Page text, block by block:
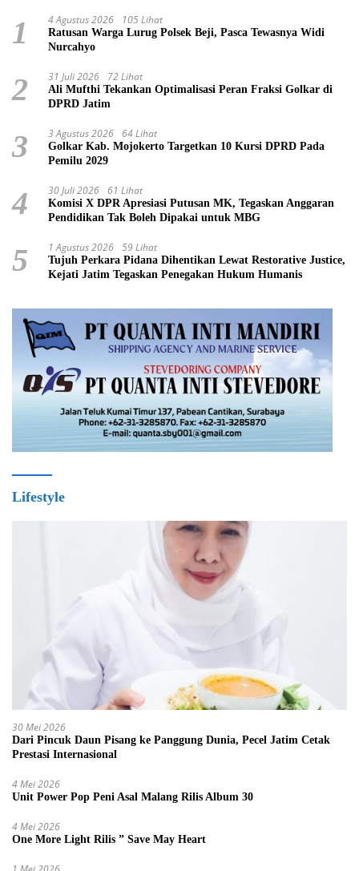
1 4 Agustus 2026 105 Lihat
Ratusan Warga Lurug Polsek Beji, Pasca Tewasnya Widi
Nurcahyo
2 31 Juli 2026 72 Lihat
Ali Mufthi Tekankan Optimalisasi Peran Fraksi Golkar di
DPRD Jatim
3 3 Agustus 2026 64 Lihat
Golkar Kab. Mojokerto Targetkan 10 Kursi DPRD Pada
Pemilu 2029
4 30 Juli 2026 61 Lihat
Komisi X DPR Apresiasi Putusan MK, Tegaskan Anggaran
Pendidikan Tak Boleh Dipakai untuk MBG
5 1 Agustus 2026 59 Lihat
Tujuh Perkara Pidana Dihentikan Lewat Restorative Justice,
Kejati Jatim Tegaskan Penegakan Hukum Humanis
Lifestyle
30 Mei 2026
Dari Pincuk Daun Pisang ke Panggung Dunia, Pecel Jatim Cetak
Prestasi Internasional
4 Mei 2026
Unit Power Pop Peni Asal Malang Rilis Album 30
4 Mei 2026
One More Light Rilis ” Save May Heart